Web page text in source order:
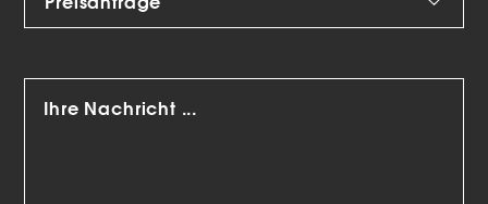
Marketing-Cookies werden von Drittanbietern oder
Publishern verwendet, um personalisierte Werbung